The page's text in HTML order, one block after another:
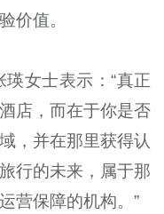
价值。
女士表示：“真正
店，而在于你是否
，并在那里获得认
行的未来，属于那
营保障的机构。”